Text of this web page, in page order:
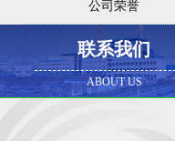
公司荣誉
联系我们
ABOUT US